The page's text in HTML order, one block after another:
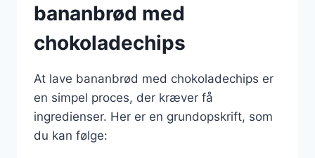
bananbrød med
chokoladechips
At lave bananbrød med chokoladechips er
en simpel proces, der kræver få
ingredienser. Her er en grundopskrift, som
du kan følge: